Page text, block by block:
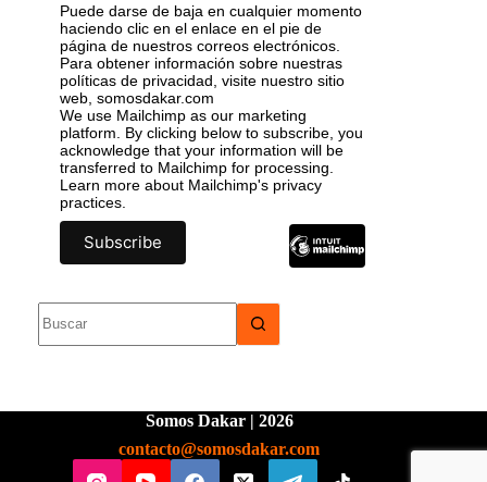
Puede darse de baja en cualquier momento
haciendo clic en el enlace en el pie de
página de nuestros correos electrónicos.
Para obtener información sobre nuestras
políticas de privacidad, visite nuestro sitio
web, somosdakar.com
We use Mailchimp as our marketing
platform. By clicking below to subscribe, you
acknowledge that your information will be
transferred to Mailchimp for processing.
Learn more about Mailchimp's privacy
practices.
Somos Dakar | 2026
contacto@somosdakar.com